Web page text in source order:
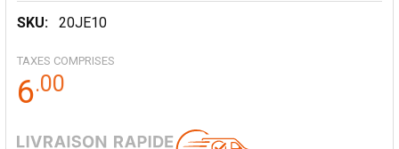
SKU: 20JE10
TAXES COMPRISES
6.00